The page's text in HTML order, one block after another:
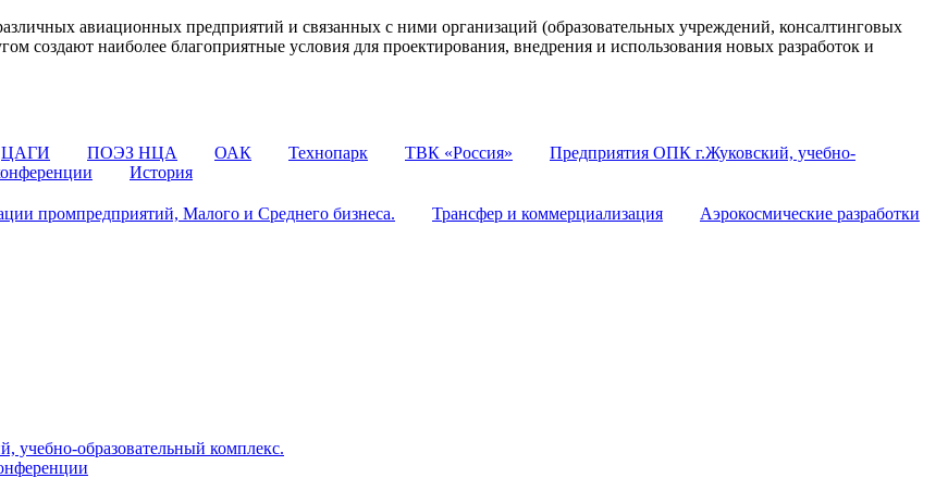
авиационных предприятий и связанных с ними организаций (образовательных учреждений, консалтинговых
создают наиболее благоприятные условия для проектирования, внедрения и использования новых разработок и
ЦАГИ ПОЭЗ НЦА ОАК Технопарк ТВК «Россия»
Предприятия ОПК г.Жуковский, учебно-
История
промпредприятий, Малого и Среднего бизнеса. Трансфер и коммерциализация Аэрокосмические разработки
учебно-образовательный комплекс.